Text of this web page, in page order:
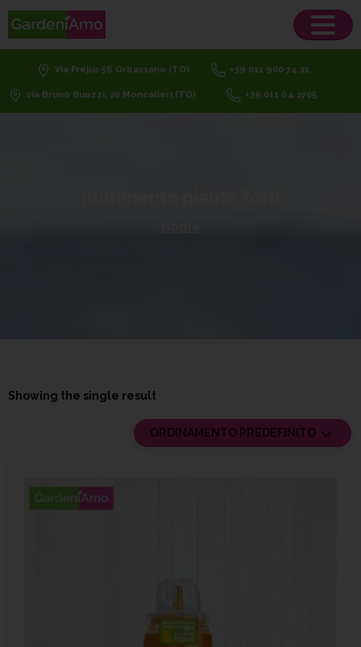
Via Frejus 56 Orbassano (TO) +39 011 900 74 21
via Bruno Buozzi, 20 Moncalieri (TO) +39 011 64 2705
Showing the single result
ORDINAMENTO PREDEFINITO